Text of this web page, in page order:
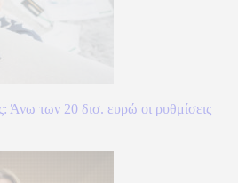
Άνω των 20 δισ. ευρώ οι ρυθμίσεις